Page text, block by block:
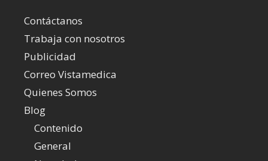
Contáctanos
Trabaja con nosotros
Publicidad
Correo Vistamedica
Quienes Somos
Blog
Contenido
General